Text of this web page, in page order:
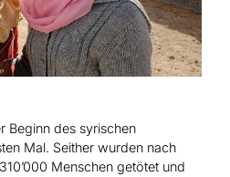
Beginn des syrischen
Mal. Seither wurden nach
Menschen getötet und